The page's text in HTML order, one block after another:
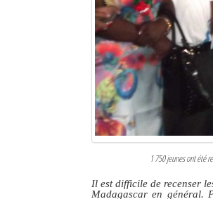
1 750 jeunes ont été
Il est difficile de recenser
Madagascar en général.